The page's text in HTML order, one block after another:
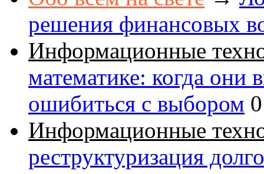
решения финансовых
Информационные
математике: когда они
ошибиться с выбором 0
Информационные
реструктуризация